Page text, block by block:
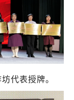
代表授牌。